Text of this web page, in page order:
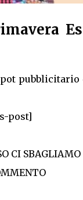
pubblicitario
post]
CI